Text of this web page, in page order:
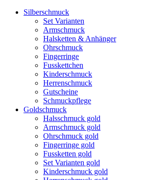
Silberschmuck
Set Varianten
Armschmuck
Halsketten & Anhänger
Ohrschmuck
Fingerringe
Fusskettchen
Kinderschmuck
Herrenschmuck
Gutscheine
Schmuckpflege
Goldschmuck
Halsschmuck gold
Armschmuck gold
Ohrschmuck gold
Fingerringe gold
Fussketten gold
Set Varianten gold
Kinderschmuck gold